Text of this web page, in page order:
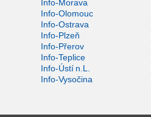
Info-Morava
Info-Olomouc
Info-Ostrava
Info-Plzeň
Info-Přerov
Info-Teplice
Info-Ústí n.L.
Info-Vysočina